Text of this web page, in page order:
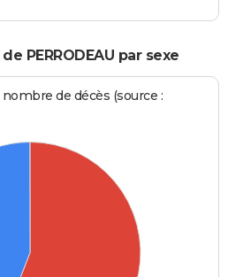
PERRODEAU par sexe
de décès (source :